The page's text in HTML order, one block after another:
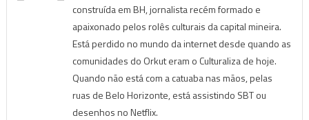
construída em BH, jornalista recém formado e
apaixonado pelos rolês culturais da capital mineira.
Está perdido no mundo da internet desde quando as
comunidades do Orkut eram o Culturaliza de hoje.
Quando não está com a catuaba nas mãos, pelas
ruas de Belo Horizonte, está assistindo SBT ou
desenhos no Netflix.